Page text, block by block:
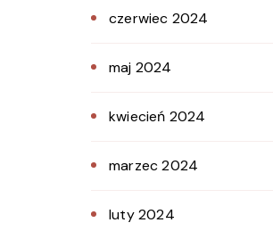
czerwiec 2024
maj 2024
kwiecień 2024
marzec 2024
luty 2024